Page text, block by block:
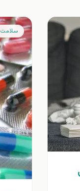
سلامت